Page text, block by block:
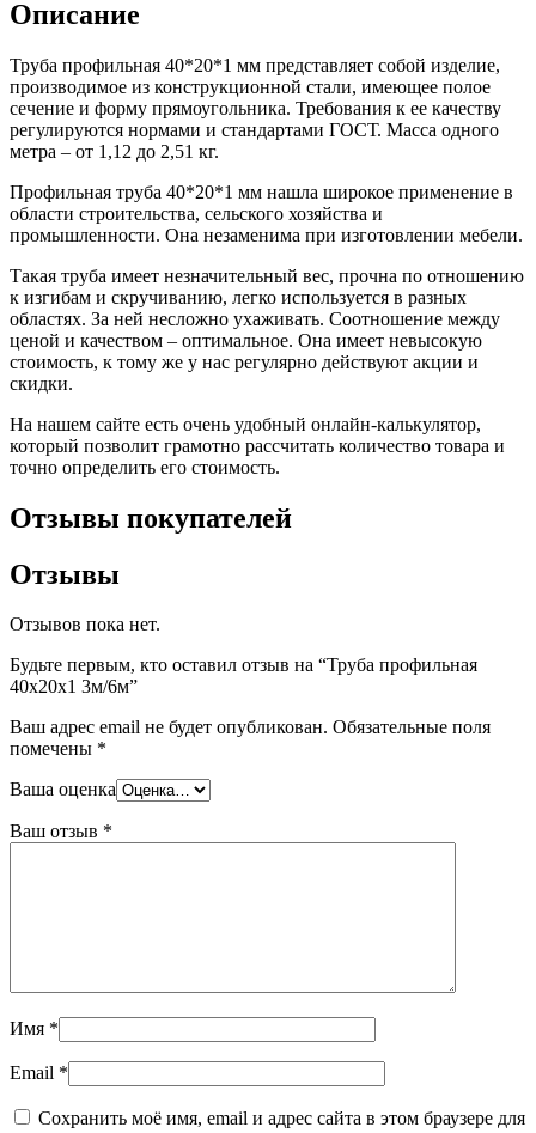
медный
(пруток)
Лента
медная
медный
Труба
медная
Круг
бронзовый
(пруток)
Олово,
cвинец,
цинк,
нихром
Фитинги
резьбовые
стальные
Фитинги
чугунные
Хомуты
стальные
БУ металл
БУ трубы
Хомуты
стальные
Описание
Труба профильная 40*20*1 мм представляет собой изделие,
производимое из конструкционной стали, имеющее полое
сечение и форму прямоугольника. Требования к ее качеству
регулируются нормами и стандартами ГОСТ. Масса одного
метра – от 1,12 до 2,51 кг.
Профильная труба 40*20*1 мм нашла широкое применение в
области строительства, сельского хозяйства и
промышленности. Она незаменима при изготовлении мебели.
Такая труба имеет незначительный вес, прочна по отношению
к изгибам и скручиванию, легко используется в разных
областях. За ней несложно ухаживать. Соотношение между
ценой и качеством – оптимальное. Она имеет невысокую
стоимость, к тому же у нас регулярно действуют акции и
скидки.
На нашем сайте есть очень удобный онлайн-калькулятор,
который позволит грамотно рассчитать количество товара и
точно определить его стоимость.
Отзывы покупателей
Отзывы
Отзывов пока нет.
Будьте первым, кто оставил отзыв на “Труба профильная
40х20х1 3м/6м”
Ваш адрес email не будет опубликован. Обязательные поля
помечены *
Ваша оценка
Ваш отзыв *
Имя *
Email *
Сохранить моё имя, email и адрес сайта в этом браузере для